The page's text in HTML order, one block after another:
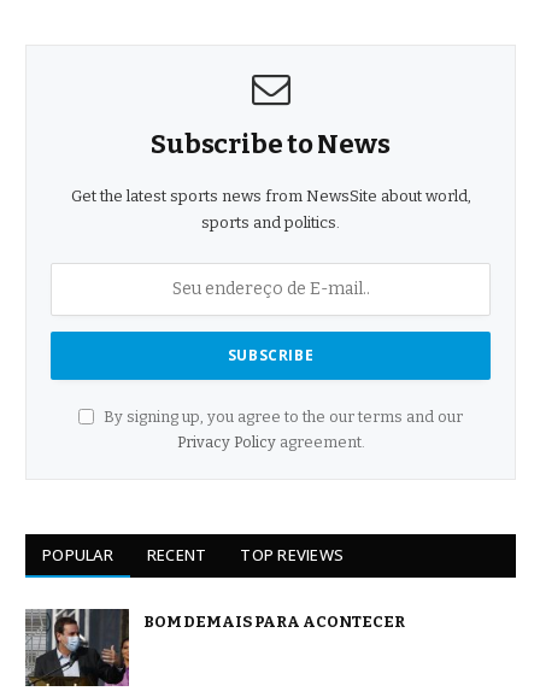
Subscribe to News
Get the latest sports news from NewsSite about world,
sports and politics.
By signing up, you agree to the our terms and our
Privacy Policyagreement.
POPULAR RECENT TOP REVIEWS
BOM DEMAIS PARA ACONTECER